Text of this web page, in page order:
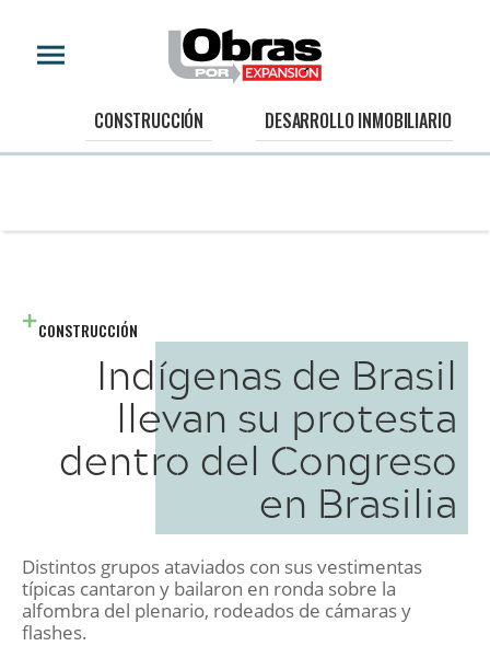
CONSTRUCCIÓN DESARROLLO INMOBILIARIO
CONSTRUCCIÓN
Indígenas de Brasil
llevan su protesta
dentro del Congreso
en Brasilia
Distintos grupos ataviados con sus vestimentas
típicas cantaron y bailaron en ronda sobre la
alfombra del plenario, rodeados de cámaras y
flashes.